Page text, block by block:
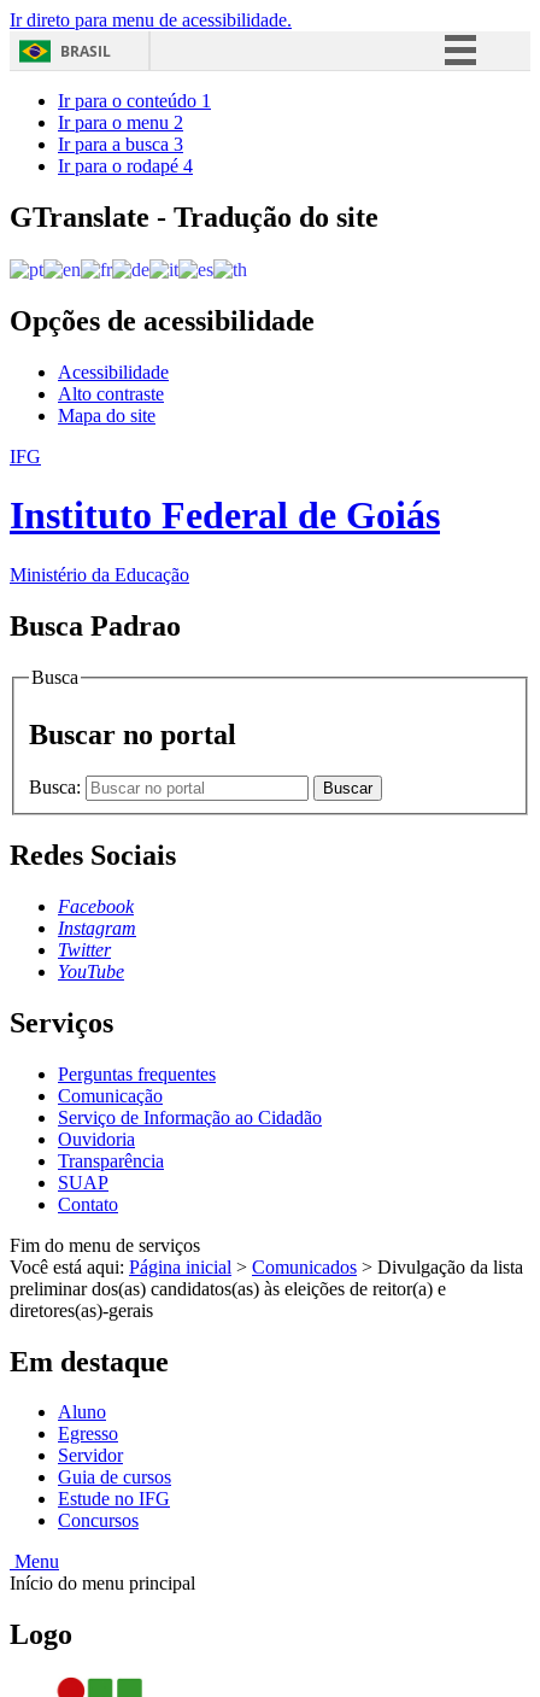
Ir direto para menu de acessibilidade.
BRASIL
Acesso à informação
Ir para o conteúdo 1
Ir para o menu 2
Ir para a busca 3
Ir para o rodapé 4
GTranslate - Tradução do site
Opções de acessibilidade
Acessibilidade
Alto contraste
Mapa do site
IFG
Instituto Federal de Goiás
Ministério da Educação
Busca Padrao
Busca
Buscar no portal
Busca: Buscar
Redes Sociais
Facebook
Instagram
Twitter
YouTube
Serviços
Perguntas frequentes
Comunicação
Serviço de Informação ao Cidadão
Ouvidoria
Transparência
SUAP
Contato
Fim do menu de serviços
Você está aqui: Página inicial > Comunicados > Divulgação da lista
preliminar dos(as) candidatos(as) às eleições de reitor(a) e
diretores(as)-gerais
Em destaque
Aluno
Egresso
Servidor
Guia de cursos
Estude no IFG
Concursos
Menu
Início do menu principal
Logo